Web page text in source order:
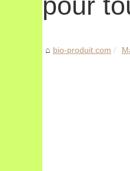
bio-produit.com